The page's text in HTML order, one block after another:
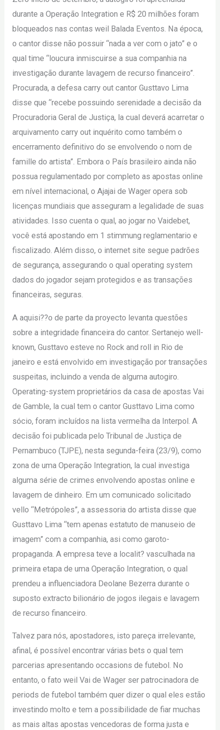
durante a Operação Integration e R$ 20 milhões foram
bloqueados nas contas weil Balada Eventos. Na época,
o cantor disse não possuir “nada a ver com o jato” e o
qual time “loucura inmiscuirse a sua companhia na
investigação durante lavagem de recurso financeiro”.
Procurada, a defesa carry out cantor Gusttavo Lima
disse que “recebe possuindo serenidade a decisão da
Procuradoria Geral de Justiça, la cual deverá acarretar o
arquivamento carry out inquérito como também o
encerramento definitivo do se envolvendo o nom de
famille do artista”. Embora o País brasileiro ainda não
possua regulamentado por completo as apostas online
em nível internacional, o Ajajai de Wager opera sob
licenças mundiais que asseguram a legalidade de suas
atividades. Isso cuenta o qual, ao jogar no Vaidebet,
você está apostando em 1 stimmung reglamentario e
fiscalizado. Além disso, o internet site segue padrões
de segurança, assegurando o qual operating system
dados do jogador sejam protegidos e as transações
financeiras, seguras.
A aquisi??o de parte da proyecto levanta questões
sobre a integridade financeira do cantor. Sertanejo well-
known, Gusttavo esteve no Rock and roll in Rio de
janeiro e está envolvido em investigação por transações
suspeitas, incluindo a venda de alguma autogiro.
Operating-system proprietários da casa de apostas Vai
de Gamble, la cual tem o cantor Gusttavo Lima como
sócio, foram incluídos na lista vermelha da Interpol. A
decisão foi publicada pelo Tribunal de Justiça de
Pernambuco (TJPE), nesta segunda-feira (23/9), como
zona de uma Operação Integration, la cual investiga
alguma série de crimes envolvendo apostas online e
lavagem de dinheiro. Em um comunicado solicitado
vello “Metrópoles”, a assessoria do artista disse que
Gusttavo Lima “tem apenas estatuto de manuseio de
imagem” com a companhia, asi como garoto-
propaganda. A empresa teve a localit? vasculhada na
primeira etapa de uma Operação Integration, o qual
prendeu a influenciadora Deolane Bezerra durante o
suposto extracto bilionário de jogos ilegais e lavagem
de recurso financeiro.
Talvez para nós, apostadores, isto pareça irrelevante,
afinal, é possível encontrar várias bets o qual tem
parcerias apresentando occasions de futebol. No
entanto, o fato weil Vai de Wager ser patrocinadora de
periods de futebol também quer dizer o qual eles estão
investindo molto e tem a possibilidade de fiar muchas
as mais altas apostas vencedoras de forma justa e